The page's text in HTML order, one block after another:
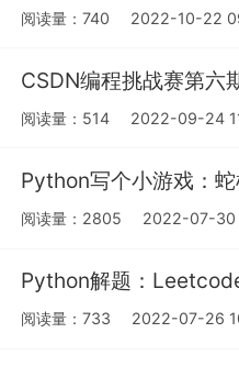
阅读量：740 2022-10-22
CSDN编程挑战赛第
阅读量：514 2022-09-24
Python写个小游戏：蛇
阅读量：2805 2022-07-30
Python解题：
阅读量：733 2022-07-26